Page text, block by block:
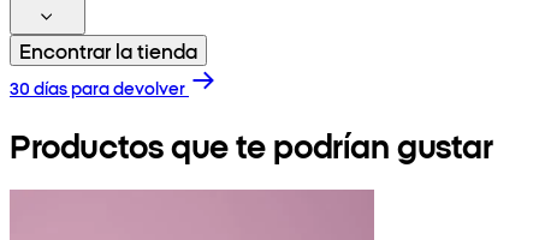
Encontrar la tienda
30 días para devolver
Productos que te podrían gustar